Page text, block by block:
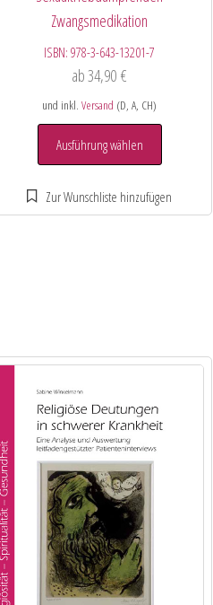
Zwangsmedikation
ISBN:978-3-643-13201-7
ab34,90€
und inkl.Versand (D, A, CH)
Ausführung wählen